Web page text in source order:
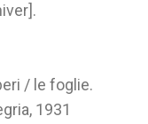
/ le foglie.
1931